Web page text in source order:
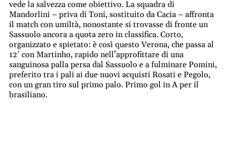
vede la salvezza come obiettivo. La squadra di
Mandorlini – priva di Toni, sostituito da Cacia – affronta
il match con umiltà, nonostante si trovasse di fronte un
Sassuolo ancora a quota zero in classifica. Corto,
organizzato e spietato: è così questo Verona, che passa al
12′ con Martinho, rapido nell’approfittare di una
sanguinosa palla persa dal Sassuolo e a fulminare Pomini,
preferito tra i pali ai due nuovi acquisti Rosati e Pegolo,
con un gran tiro sul primo palo. Primo gol in A per il
brasiliano.